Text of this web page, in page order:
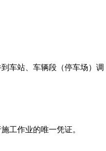
车站、车辆段（停车场）调
工作业的唯一凭证。